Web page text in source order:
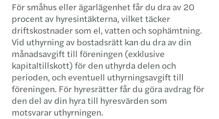
För småhus eller ägarlägenhet får du dra av 20
procent av hyresintäkterna, vilket täcker
driftskostnader som el, vatten och sophämtning.
Vid uthyrning av bostadsrätt kan du dra av din
månadsavgift till föreningen (exklusive
kapitaltillskott) för den uthyrda delen och
perioden, och eventuell uthyrningsavgift till
föreningen. För hyresrätter får du göra avdrag för
den del av din hyra till hyresvärden som
motsvarar uthyrningen.